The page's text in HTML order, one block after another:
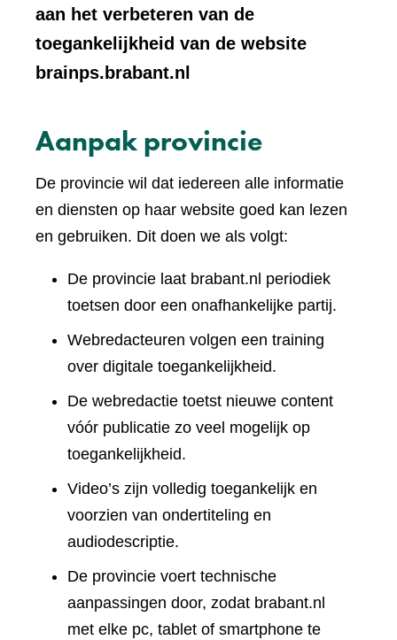
aan het verbeteren van de
toegankelijkheid van de website
brainps.brabant.nl
Aanpak provincie
De provincie wil dat iedereen alle informatie
en diensten op haar website goed kan lezen
en gebruiken. Dit doen we als volgt:
De provincie laat brabant.nl periodiek
toetsen door een onafhankelijke partij.
Webredacteuren volgen een training
over digitale toegankelijkheid.
De webredactie toetst nieuwe content
vóór publicatie zo veel mogelijk op
toegankelijkheid.
Video’s zijn volledig toegankelijk en
voorzien van ondertiteling en
audiodescriptie.
De provincie voert technische
aanpassingen door, zodat brabant.nl
met elke pc, tablet of smartphone te